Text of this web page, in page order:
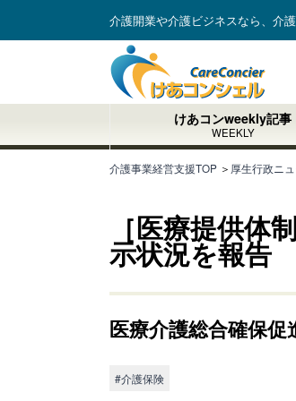
介護開業や介護ビジネスなら、介
けあコンweekly記事
WEEKLY
介護事業経営支援TOP ＞ 厚生行政ニ
［医療提供体
示状況を報告
医療介護総合確保
#介護保険